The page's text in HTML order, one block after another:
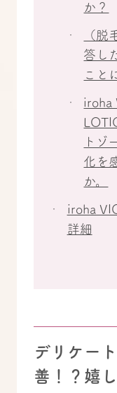
か？
（脱
答し
こと
iroha
トゾ
化を
か。
iroha
詳細
デリケー
善！？嬉